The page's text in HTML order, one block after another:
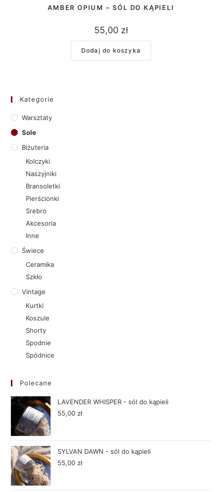
AMBER OPIUM – SÓL DO KĄPIELI
55,00 zł
Dodaj do koszyka
Kategorie
Warsztaty
Sole
Biżuteria
Kolczyki
Naszyjniki
Bransoletki
Pierścionki
Srebro
Akcesoria
Inne
Świece
Ceramika
Szkło
Vintage
Kurtki
Koszule
Shorty
Spodnie
Spódnice
Polecane
LAVENDER WHISPER - sól do kąpieli
55,00zł
SYLVAN DAWN - sól do kąpieli
55,00zł